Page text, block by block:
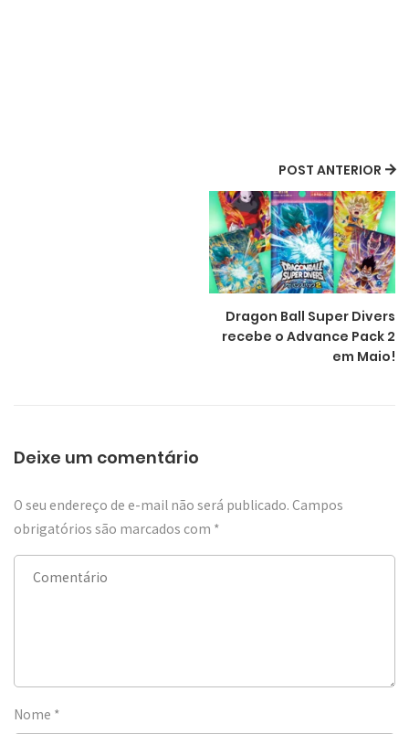
POST ANTERIOR
Dragon Ball Super Divers
recebe o Advance Pack 2
em Maio!
Deixe um comentário
O seu endereço de e-mail não será publicado. Campos
obrigatórios são marcados com *
Nome *